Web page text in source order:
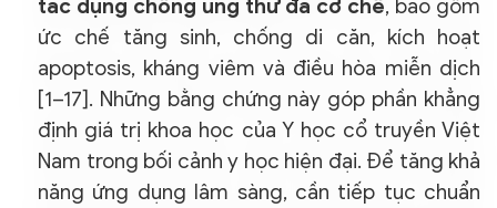
tác dụng chống ung thư đa cơ chế, bao gồm
ức chế tăng sinh, chống di căn, kích hoạt
apoptosis, kháng viêm và điều hòa miễn dịch
[1–17]. Những bằng chứng này góp phần khẳng
định giá trị khoa học của Y học cổ truyền Việt
Nam trong bối cảnh y học hiện đại. Để tăng khả
năng ứng dụng lâm sàng, cần tiếp tục chuẩn